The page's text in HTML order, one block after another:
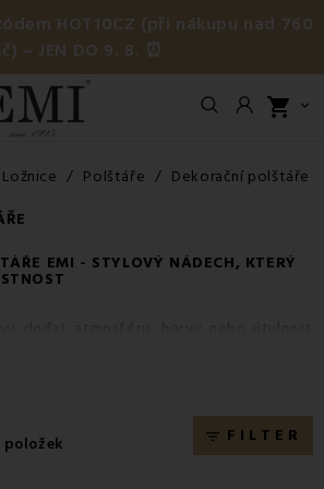
HOT10CZ (při nákupu nad 760
– JEN DO 9. 8. ⏰
shopping_cart 
Ložnice Polštáře
Dekorační polštáře
EMI - STYLOVÝ NÁDECH, KTERÝ
nákladů?
s velkým účinkem - vytvoří stylový akcent,
zároveň nabídnou pohodlí, které si
filter_list FILTER
položek